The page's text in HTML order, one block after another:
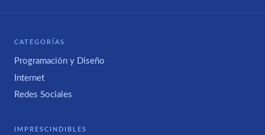
CATEGORÍAS
Programación y Diseño
Internet
Redes Sociales
IMPRESCINDIBLES